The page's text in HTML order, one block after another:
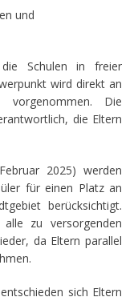
und
Schulen in freier
wird direkt an
vorgenommen. Die
die Eltern
2025) werden
für einen Platz an
berücksichtigt.
zu versorgenden
da Eltern parallel
sich Eltern